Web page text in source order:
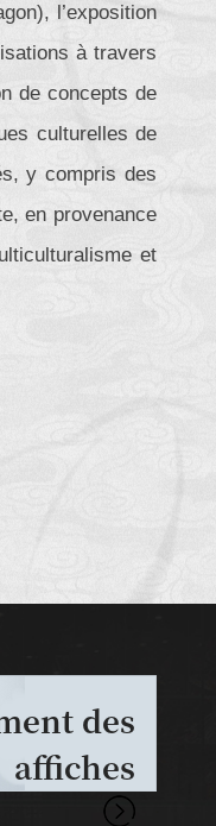
l’exposition
à travers
de concepts de
culturelles de
y compris des
en provenance
et
des
affiches